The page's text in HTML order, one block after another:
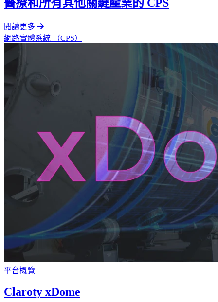
醫療和所有其他關鍵產業的 CPS
閱讀更多
網路實體系統 （CPS）
平台概覽
Claroty xDome